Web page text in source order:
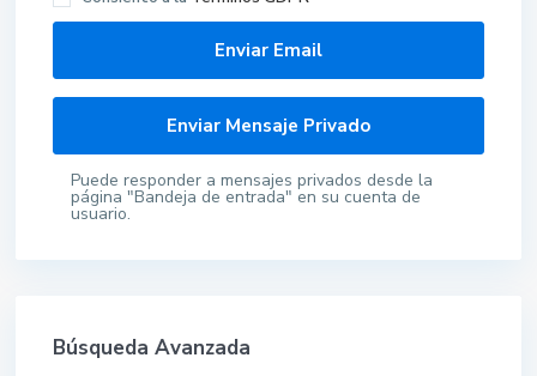
Puede responder a mensajes privados desde la
página "Bandeja de entrada" en su cuenta de
usuario.
Búsqueda Avanzada